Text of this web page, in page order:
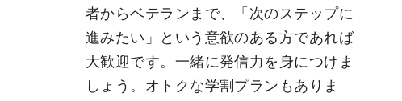
者からベテランまで、「次のステップに
進みたい」という意欲のある方であれば
大歓迎です。一緒に発信力を身につけま
しょう。オトクな学割プランもありま